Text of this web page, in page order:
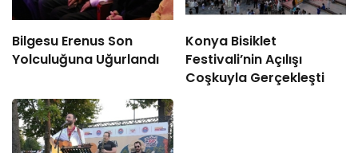
Bilgesu Erenus Son
Yolculuğuna Uğurlandı
Konya Bisiklet
Festivali’nin Açılışı
Coşkuyla Gerçekleşti